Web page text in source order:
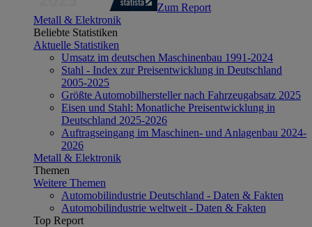
Zum Report
Metall & Elektronik
Beliebte Statistiken
Aktuelle Statistiken
Umsatz im deutschen Maschinenbau 1991-2024
Stahl - Index zur Preisentwicklung in Deutschland
2005-2025
Größte Automobilhersteller nach Fahrzeugabsatz 2025
Eisen und Stahl: Monatliche Preisentwicklung in
Deutschland 2025-2026
Auftragseingang im Maschinen- und Anlagenbau 2024-
2026
Metall & Elektronik
Themen
Weitere Themen
Automobilindustrie Deutschland - Daten & Fakten
Automobilindustrie weltweit - Daten & Fakten
Top Report